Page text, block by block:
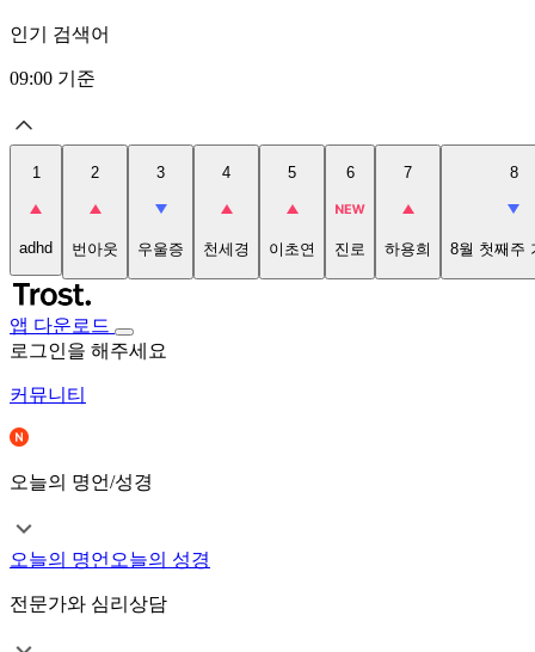
인기 검색어
09:00 기준
1
adhd
2
번아웃
3
우울증
4
천세경
5
이초연
6
진로
7
하용희
8
8월 첫째주
앱 다운로드
로그인을 해주세요
커뮤니티
오늘의 명언/성경
오늘의 명언 오늘의 성경
전문가와 심리상담